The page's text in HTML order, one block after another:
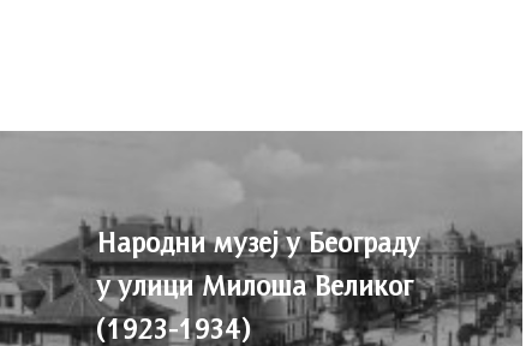
Народни музеј у Београду
у улици Милоша Великог
(1923-1934)